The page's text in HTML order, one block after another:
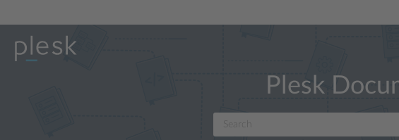
Plesk